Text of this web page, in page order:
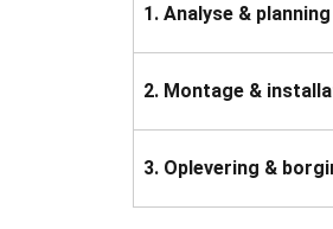
1. Analyse & planning
2. Montage &
3. Oplevering &